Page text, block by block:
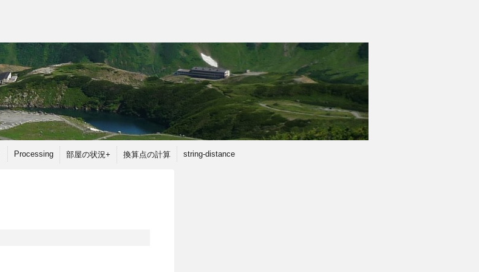
Processing 部屋の状況+ 換算点の計算 string-distance